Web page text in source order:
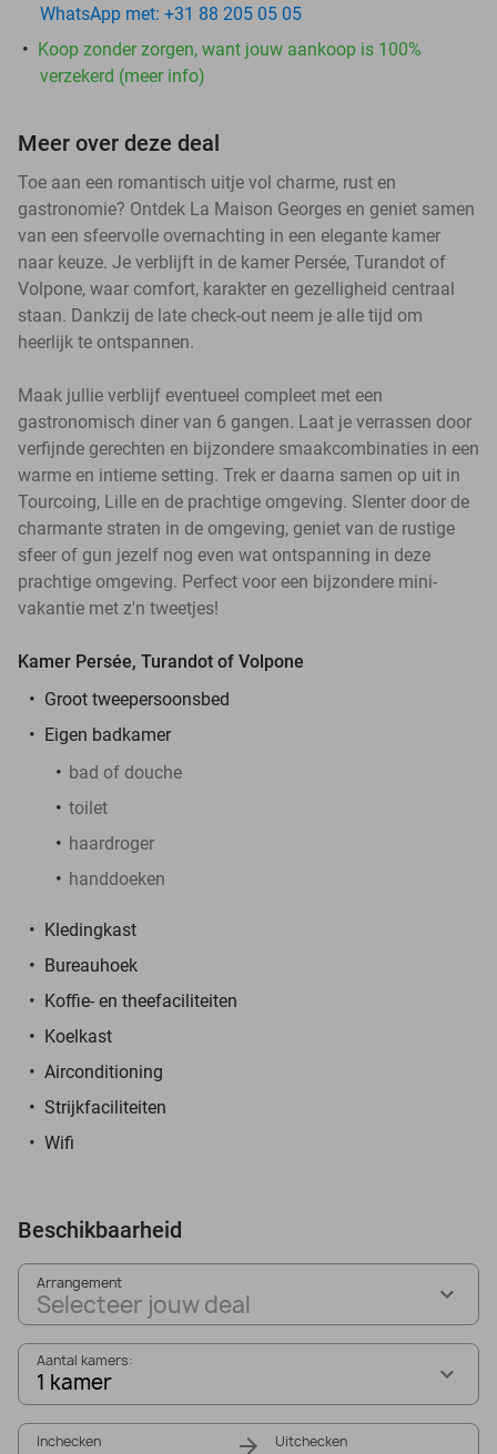
WhatsApp met: +31 88 205 05 05
Koop zonder zorgen, want jouw aankoop is 100%
verzekerd (meer info)
Meer over deze deal
Toe aan een romantisch uitje vol charme, rust en
gastronomie? Ontdek La Maison Georges en geniet samen
van een sfeervolle overnachting in een elegante kamer
naar keuze. Je verblijft in de kamer Persée, Turandot of
Volpone, waar comfort, karakter en gezelligheid centraal
staan. Dankzij de late check-out neem je alle tijd om
heerlijk te ontspannen.
Maak jullie verblijf eventueel compleet met een
gastronomisch diner van 6 gangen. Laat je verrassen door
verfijnde gerechten en bijzondere smaakcombinaties in een
warme en intieme setting. Trek er daarna samen op uit in
Tourcoing, Lille en de prachtige omgeving. Slenter door de
charmante straten in de omgeving, geniet van de rustige
sfeer of gun jezelf nog even wat ontspanning in deze
prachtige omgeving. Perfect voor een bijzondere mini-
vakantie met z'n tweetjes!
Kamer Persée, Turandot of Volpone
Groot tweepersoonsbed
Eigen badkamer
bad of douche
toilet
haardroger
handdoeken
Kledingkast
Bureauhoek
Koffie- en theefaciliteiten
Koelkast
Airconditioning
Strijkfaciliteiten
Wifi
Beschikbaarheid
Arrangement
Selecteer jouw deal
Aantal kamers:
1 kamer
Inchecken Uitchecken